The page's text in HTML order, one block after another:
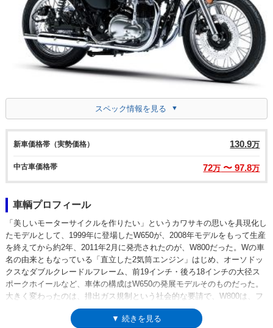
スペック情報を見る
新車価格帯（実勢価格） 130.9万
中古車価格帯 72万 〜 97.8万
車輌プロフィール
「美しいモーターサイクルを作りたい」というカワサキの思いを具現化し
たモデルとして、1999年に登場したW650が、2008年モデルをもって生産
を終えてから約2年、2011年2月に発売されたのが、W800だった。Wの車
名の由来ともなっている「直立した2気筒エンジン」はじめ、オーソドッ
クスなダブルクレードルフレーム、前19インチ・後ろ18インチの大径ス
ポークホイールなど、車体の構成はW650の発展モデルそのものだった。
大きく変わったのは、排出ガス規制という社会的な要請で、W800は、フ
ューエルインジェクション化されていた。2016年7月にファイナルエディ
ションが発売されるまで、マイナーチェンジを受けることもなく色変更の
▼ 続きを見る